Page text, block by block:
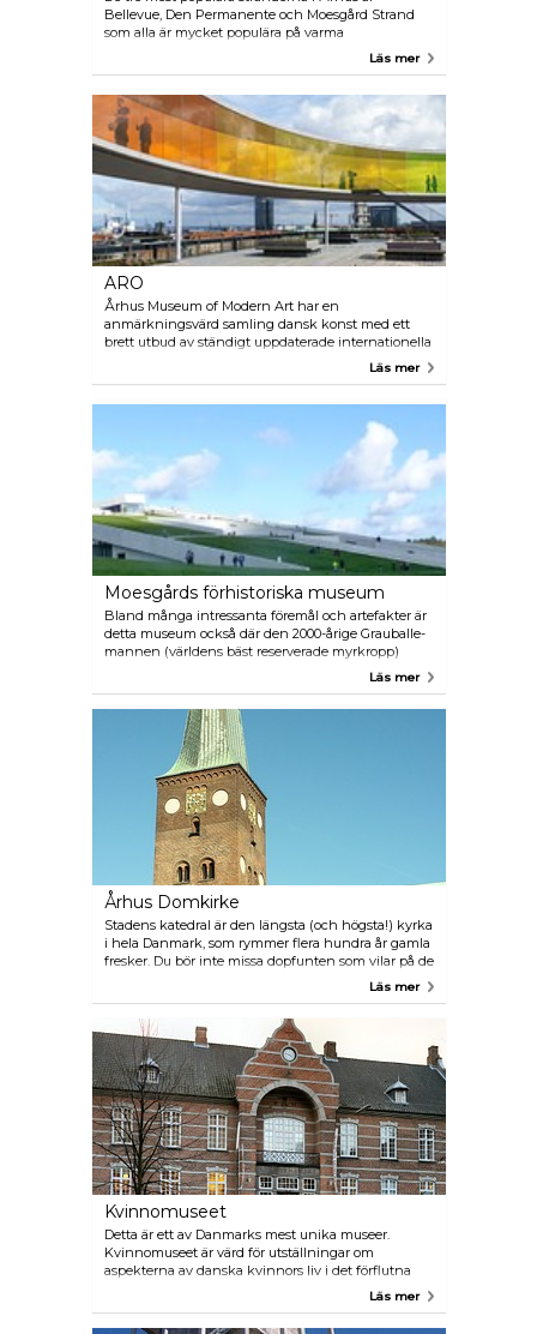
Bellevue, Den Permanente och Moesgård Strand
som alla är mycket populära på varma
sommardagar, men också fantastiska för en trevlig
Läs mer
ARO
Århus Museum of Modern Art har en
anmärkningsvärd samling dansk konst med ett
brett utbud av ständigt uppdaterade internationella
utställningar. En fem meter hög skulptur med
namnet ”Boy” har snabbt blivit museets landmärke,
fantastisk utsikt över staden genom flerfärgat glas.
Läs mer
Moesgårds förhistoriska museum
Bland många intressanta föremål och artefakter är
detta museum också där den 2000-årige Grauballe-
mannen (världens bäst reserverade myrkropp)
finns. Han hittades så välskött att forskare till och
den dagen han offrades.
Läs mer
Århus Domkirke
Stadens katedral är den längsta (och högsta!) kyrka
i hela Danmark, som rymmer flera hundra år gamla
fresker. Du bör inte missa dopfunten som vilar på de
fyra evangelisterna med sina mänskliga kroppar
Läs mer
Kvinnomuseet
Detta är ett av Danmarks mest unika museer.
Kvinnomuseet är värd för utställningar om
aspekterna av danska kvinnors liv i det förflutna
och nuet. Museets permanenta utställning handlar
om skillnaderna i pojkars och flickors livserfarenhet
under de senaste 150 åren.
Läs mer